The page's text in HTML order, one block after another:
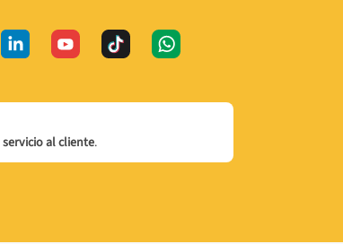
servicio al cliente.